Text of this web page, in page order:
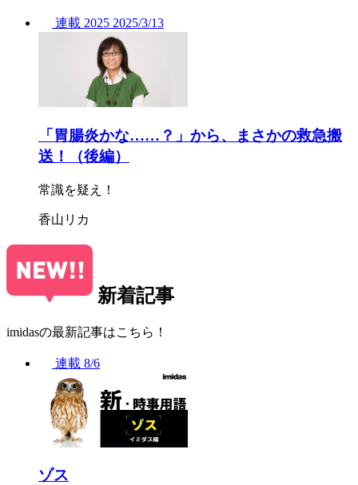
連載 2025 2025/3/13
「胃腸炎かな……？」から、まさかの救急搬
送！（後編）
常識を疑え！
香山リカ
新着記事
imidasの最新記事はこちら！
連載 8/6
ゾス